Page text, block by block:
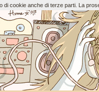
di cookie anche di terze parti. La